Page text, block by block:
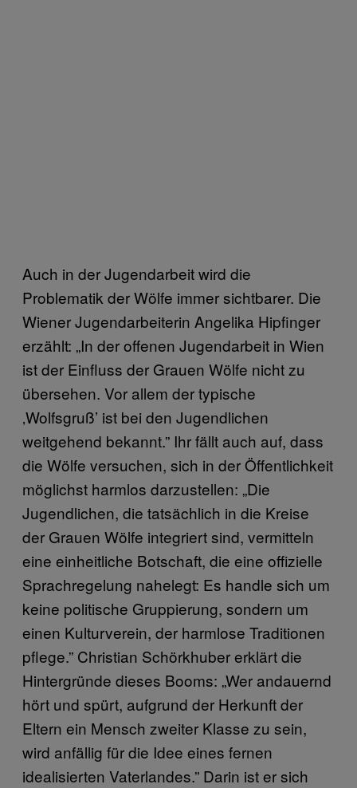
Auch in der Jugendarbeit wird die
Problematik der Wölfe immer sichtbarer. Die
Wiener Jugendarbeiterin Angelika Hipfinger
erzählt: „In der offenen Jugendarbeit in Wien
ist der Einfluss der Grauen Wölfe nicht zu
übersehen. Vor allem der typische
‚Wolfsgruß’ ist bei den Jugendlichen
weitgehend bekannt.” Ihr fällt auch auf, dass
die Wölfe versuchen, sich in der Öffentlichkeit
möglichst harmlos darzustellen: „Die
Jugendlichen, die tatsächlich in die Kreise
der Grauen Wölfe integriert sind, vermitteln
eine einheitliche Botschaft, die eine offizielle
Sprachregelung nahelegt: Es handle sich um
keine politische Gruppierung, sondern um
einen Kulturverein, der harmlose Traditionen
pflege.” Christian Schörkhuber erklärt die
Hintergründe dieses Booms: „Wer andauernd
hört und spürt, aufgrund der Herkunft der
Eltern ein Mensch zweiter Klasse zu sein,
wird anfällig für die Idee eines fernen
idealisierten Vaterlandes.” Darin ist er sich